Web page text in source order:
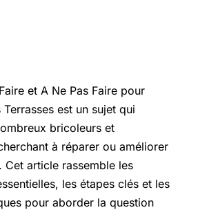
et A Ne Pas Faire pour
est un sujet qui
bricoleurs et
à réparer ou améliorer
Cet article rassemble les
les étapes clés et les
pour aborder la question